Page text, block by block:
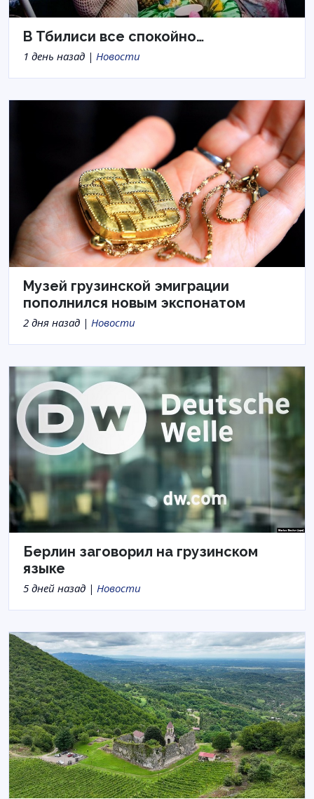
В Тбилиси все спокойно…
1 день назад | Новости
Музей грузинской эмиграции
пополнился новым экспонатом
2 дня назад | Новости
Берлин заговорил на грузинском
языке
5 дней назад | Новости